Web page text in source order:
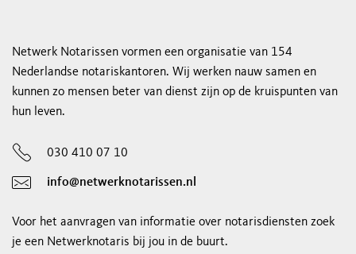
Netwerk Notarissen vormen een organisatie van 154
Nederlandse notariskantoren. Wij werken nauw samen en
kunnen zo mensen beter van dienst zijn op de kruispunten van
hun leven.
030 410 07 10
info@netwerknotarissen.nl
Voor het aanvragen van informatie over notarisdiensten zoek
je een Netwerknotaris bij jou in de buurt.